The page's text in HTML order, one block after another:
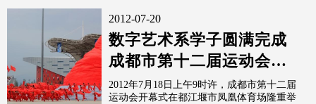
2012-07-20
数字艺术系学子圆满完成
成都市第十二届运动会开
幕式表演
2012年7月18日上午9时许，成都市第十二届
运动会开幕式在都江堰市凤凰体育场隆重举